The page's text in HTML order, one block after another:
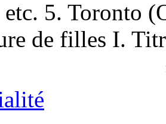
5. Toronto
de filles I.